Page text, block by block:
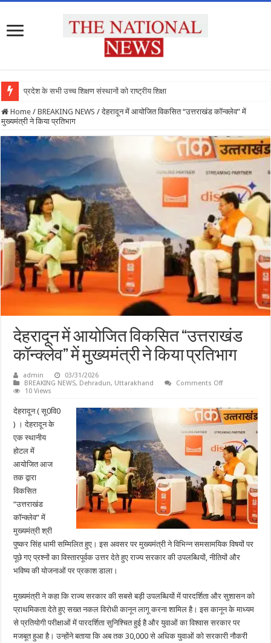
प्रदेश के सभी उच्च शिक्षण संस्थानों को राष्ट्रीय शिक्षा नीति के अ
Home / BREAKING NEWS / देहरादून में आयोजित विकसित “उत्तराखंड कॉन्क्लेव” में
मुख्यमंत्री ने किया प्रतिभाग
देहरादून में आयोजित विकसित “उत्तराखंड
कॉन्क्लेव” में मुख्यमंत्री ने किया प्रतिभाग
admin
03/31/2026
BREAKING NEWS, Dehradun, Uttarakhand Comments Offon
आयोजित
विकसित
“उत्तराखंड
कॉन्क्लेव”
में
मुख्यमंत्री
ने
किया
प्रतिभाग
10 Views
देहरादून ( सू0वि0
) । देहरादून के
एक स्थानीय
होटल में
आयोजित आज
तक द्वारा
विकसित
“उत्तराखंड
कॉन्क्लेव” में
मुख्यमंत्री श्री
पुष्कर सिंह धामी सम्मिलित हुए। इस अवसर पर मुख्यमंत्री ने विभिन्न समसामयिक विषयों पर
पूछे गए प्रश्नों का विस्तारपूर्वक उत्तर देते हुए राज्य सरकार की उपलब्धियों, नीतियों और
भविष्य की योजनाओं पर प्रकाश डाला।
मुख्यमंत्री ने कहा कि राज्य सरकार की सबसे बड़ी उपलब्धियों में पारदर्शिता और सुशासन को
प्राथमिकता देते हुए सख्त नकल विरोधी कानून लागू करना शामिल है। इस कानून के माध्यम
से प्रतियोगी परीक्षाओं में पारदर्शिता सुनिश्चित हुई है और युवाओं का विश्वास सरकार पर
मजबूत हुआ है। उन्होंने बताया कि अब तक 30,000 से अधिक युवाओं को सरकारी नौकरी